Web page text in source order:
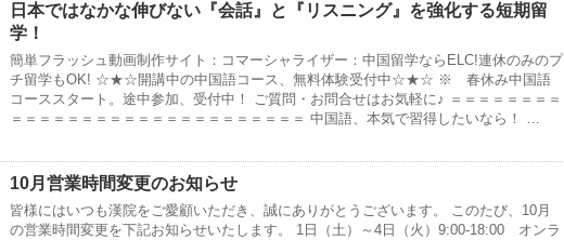
日本ではなかな伸びない『会話』と『リスニング』を強化する短期留
学！
簡単フラッシュ動画制作サイト：コマーシャライザー：中国留学ならELC!連休のみのプ
チ留学もOK! ☆★☆開講中の中国語コース、無料体験受付中☆★☆ ※ 春休み中国語
コーススタート。途中参加、受付中！ ご質問・お問合せはお気軽に♪ ＝＝＝＝＝＝＝＝
＝＝＝＝＝＝＝＝＝＝＝＝＝＝＝＝＝＝＝＝＝ 中国語、本気で習得したいなら！ …
10月営業時間変更のお知らせ
皆様にはいつも漢院をご愛顧いただき、誠にありがとうございます。 このたび、10月
の営業時間変更を下記お知らせいたします。 1日（土）～4日（火）9:00-18:00 オンラ